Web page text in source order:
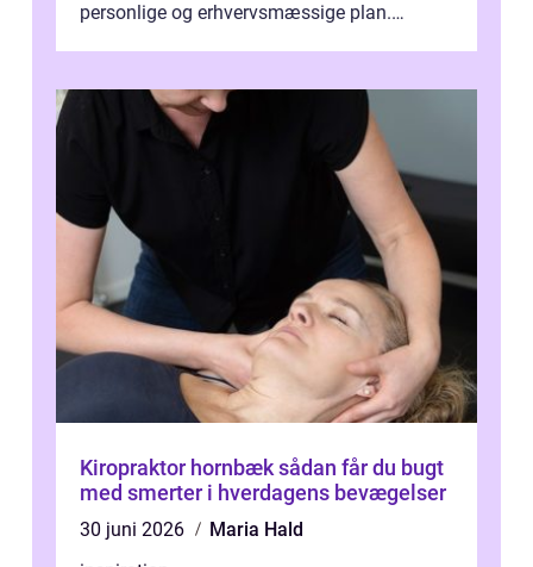
personlige og erhvervsmæssige plan.
Kiropraktor hornbæk sådan får du bugt
med smerter i hverdagens bevægelser
30 juni 2026
Maria Hald